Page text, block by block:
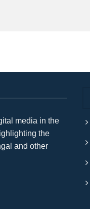
media in the
the
and other